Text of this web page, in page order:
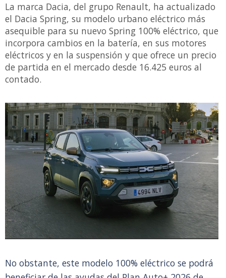
La marca Dacia, del grupo Renault, ha actualizado
el Dacia Spring, su modelo urbano eléctrico más
asequible para su nuevo Spring 100% eléctrico, que
incorpora cambios en la batería, en sus motores
eléctricos y en la suspensión y que ofrece un precio
de partida en el mercado desde 16.425 euros al
contado.
No obstante, este modelo 100% eléctrico se podrá